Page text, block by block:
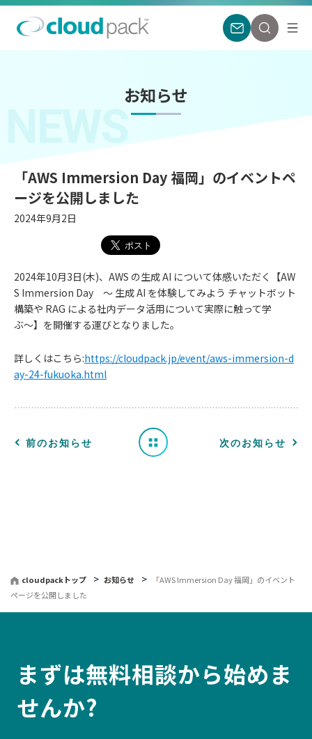
お知らせ
NEWS
「AWS Immersion Day 福岡」のイベントペ
ージを公開しました
2024年9月2日
2024年10⽉3⽇(木)、AWS の生成 AI について体感いただく【AW
S Immersion Day ～ 生成 AI を体験してみよう チャットボット
構築や RAG による社内データ活用について実際に触って学
ぶ〜】を開催する運びとなりました。
詳しくはこちら:https://cloudpack.jp/event/aws-immersion-d
ay-24-fukuoka.html
前のお知らせ
お
せ
一 次のお知らせ
cloudpackトップ お知らせ
「AWS Immersion Day 福岡」のイベント
ページを公開しました
まずは無料相談から始めま
せんか?